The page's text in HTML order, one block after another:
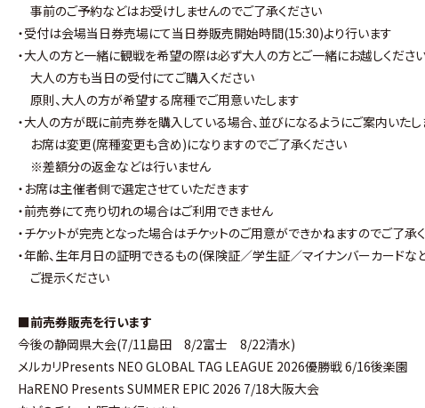
事前のご予約などはお受けしませんのでご了承ください
・受付は会場当日券売場にて当日券販売開始時間(15:30)より行います
・大人の方と一緒に観戦を希望の際は必ず大人の方とご一緒にお越しくださ
大人の方も当日の受付にてご購入ください
原則、大人の方が希望する席種でご用意いたします
・大人の方が既に前売券を購入している場合、並びになるようにご案内いたし
お席は変更(席種変更も含め)になりますのでご了承ください
※差額分の返金などは行いません
・お席は主催者側で選定させていただきます
・前売券にて売り切れの場合はご利用できません
・チケットが完売となった場合はチケットのご用意ができかねますのでご了承
・年齢、生年月日の証明できるもの(保険証／学生証／マイナンバーカードな
ご提示ください
■前売券販売を行います
今後の静岡県大会(7/11島田 8/2富士 8/22清水)
メルカリPresents NEO GLOBAL TAG LEAGUE 2026優勝戦 6/16後楽園
HaRENO Presents SUMMER EPIC 2026 7/18大阪大会